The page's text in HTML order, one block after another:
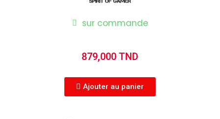
sur commande
879,000 TND
Ajouter au panier